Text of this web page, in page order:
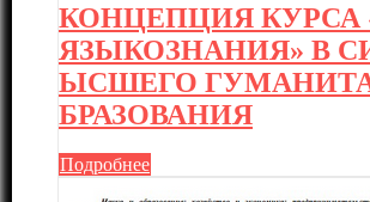
КОНЦЕПЦИЯ
ЯЗЫКОЗНАНИЯ» В
ЫСШЕГО
БРАЗОВАНИЯ
Подробнее